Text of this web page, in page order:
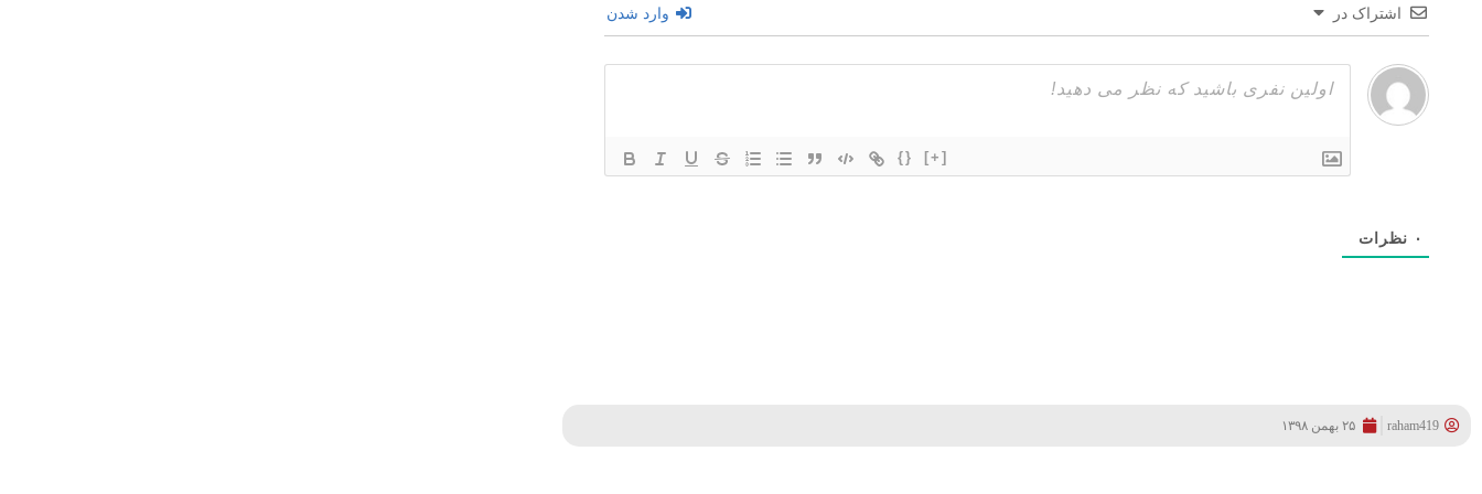
اشتراک در وارد شدن
{} [+]
۰ نظرات
raham419 ۲۵ بهمن ۱۳۹۸